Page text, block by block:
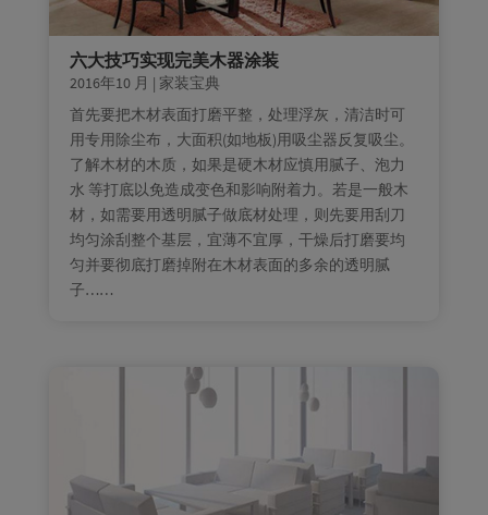
六大技巧实现完美木器涂装
2016年10 月 | 家装宝典
首先要把木材表面打磨平整，处理浮灰，清洁时可
用专用除尘布，大面积(如地板)用吸尘器反复吸尘。
了解木材的木质，如果是硬木材应慎用腻子、泡力
水 等打底以免造成变色和影响附着力。若是一般木
材，如需要用透明腻子做底材处理，则先要用刮刀
均匀涂刮整个基层，宜薄不宜厚，干燥后打磨要均
匀并要彻底打磨掉附在木材表面的多余的透明腻
子……